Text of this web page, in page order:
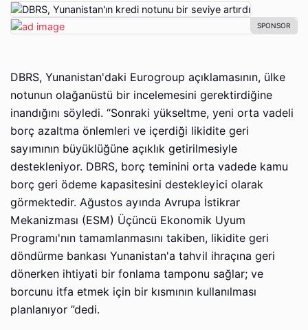
DBRS, Yunanistan'daki Eurogroup açıklamasının, ülke
notunun olağanüstü bir incelemesini gerektirdiğine
inandığını söyledi. “Sonraki yükseltme, yeni orta vadeli
borç azaltma önlemleri ve içerdiği likidite geri
sayımının büyüklüğüne açıklık getirilmesiyle
destekleniyor. DBRS, borç teminini orta vadede kamu
borç geri ödeme kapasitesini destekleyici olarak
görmektedir. Ağustos ayında Avrupa İstikrar
Mekanizması (ESM) Üçüncü Ekonomik Uyum
Programı'nın tamamlanmasını takiben, likidite geri
döndürme bankası Yunanistan'a tahvil ihraçına geri
dönerken ihtiyati bir fonlama tamponu sağlar; ve
borcunu itfa etmek için bir kısmının kullanılması
planlanıyor ”dedi.